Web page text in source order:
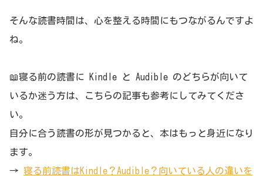
そんな読書時間は、心を整える時間にもつながるんですよ
ね。
📖寝る前の読書に Kindle と Audible のどちらが向いて
いるか迷う方は、こちらの記事も参考にしてみてくださ
い。
自分に合う読書の形が見つかると、本はもっと身近になり
ます。
→ 寝る前読書はKindle？Audible？向いている人の違いを